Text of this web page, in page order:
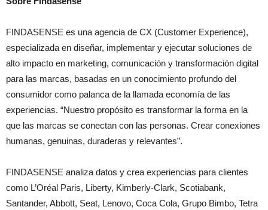
FINDASENSE es una agencia de CX (Customer Experience),
especializada en diseñar, implementar y ejecutar soluciones de
alto impacto en marketing, comunicación y transformación digital
para las marcas, basadas en un conocimiento profundo del
consumidor como palanca de la llamada economía de las
experiencias. “Nuestro propósito es transformar la forma en la
que las marcas se conectan con las personas. Crear conexiones
humanas, genuinas, duraderas y relevantes”.
FINDASENSE analiza datos y crea experiencias para clientes
como L’Oréal Paris, Liberty, Kimberly-Clark, Scotiabank,
Santander, Abbott, Seat, Lenovo, Coca Cola, Grupo Bimbo, Tetra